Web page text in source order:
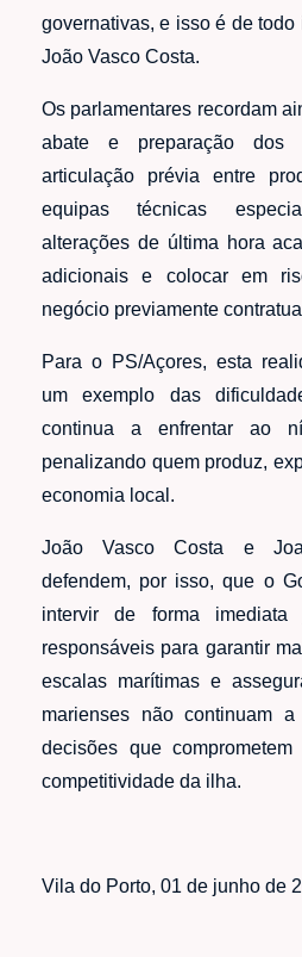
governativas, e isso é de todo
João Vasco Costa.
Os parlamentares recordam
abate e preparação dos
articulação prévia entre
equipas técnicas
alterações de última hora
adicionais e colocar em
negócio previamente
Para o PS/Açores, esta
um exemplo das
continua a enfrentar ao
penalizando quem produz,
economia local.
João Vasco Costa e
defendem, por isso, que o
intervir de forma imediata
responsáveis para garantir
escalas marítimas e
marienses não continuam
decisões que
competitividade da ilha.
Vila do Porto, 01 de junho de